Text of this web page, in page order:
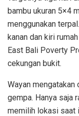
bambu ukuran 5×4
menggunakan
kanan dan kiri
East Bali Poverty
cekungan bukit.
Wayan mengatakan
gempa. Hanya saja
memilih lokasi saat